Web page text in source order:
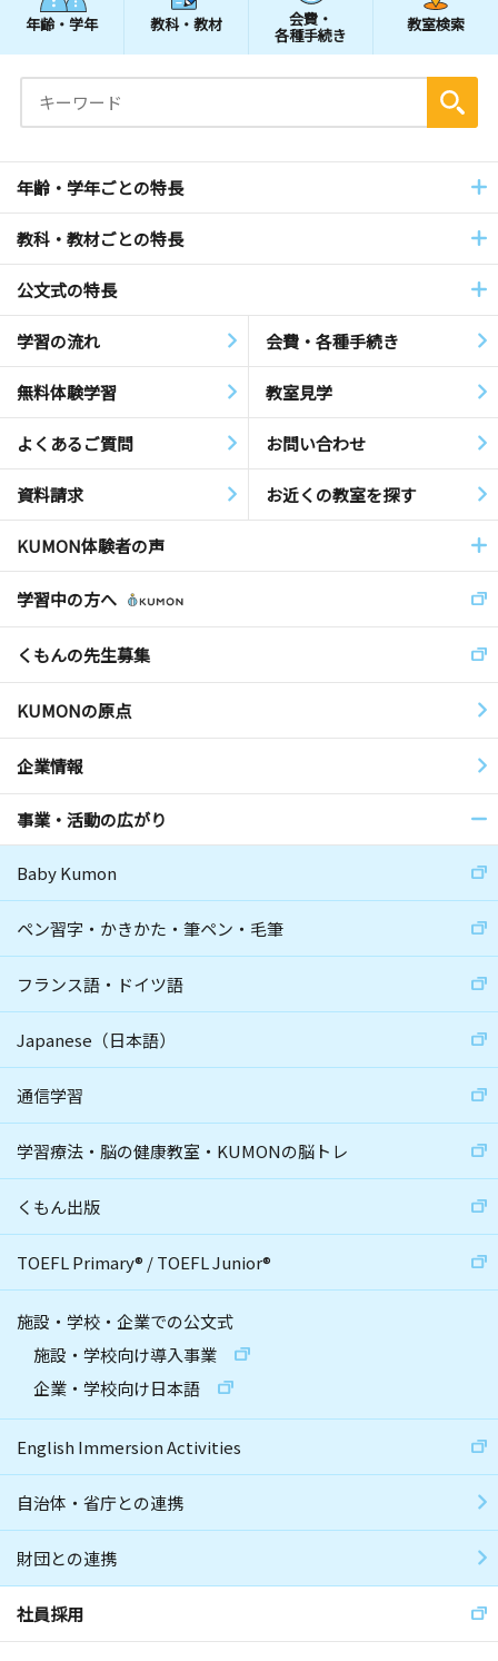
年齢・学年 教科・教材 会費・
各種手続き
教室検索
年齢・学年ごとの特長
教科・教材ごとの特長
公文式の特長
学習の流れ 会費・各種手続き
無料体験学習 教室見学
よくあるご質問 お問い合わせ
資料請求 お近くの教室を探す
KUMON体験者の声
学習中の方へ
くもんの先生募集
KUMONの原点
企業情報
事業・活動の広がり
Baby Kumon
ペン習字・かきかた・筆ペン・毛筆
フランス語・ドイツ語
Japanese（日本語）
通信学習
学習療法・脳の健康教室・KUMONの脳トレ
くもん出版
TOEFL Primary® /TOEFL Junior®
施設・学校・企業での公文式
施設・学校向け導入事業
企業・学校向け日本語
English Immersion Activities
自治体・省庁との連携
財団との連携
社員採用